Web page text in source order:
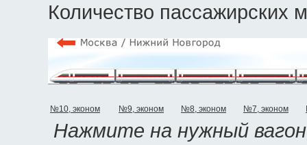
Количество пассажирских
№10, эконом №9, эконом №8, эконом №7, эконом
Нажмите на нужный